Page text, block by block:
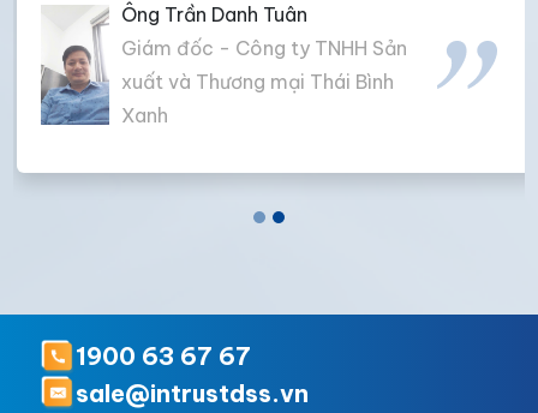
Ông Trần Danh Tuân
Giám đốc - Công ty TNHH Sản
xuất và Thương mại Thái Bình
Xanh
1900 63 67 67
sale@intrustdss.vn